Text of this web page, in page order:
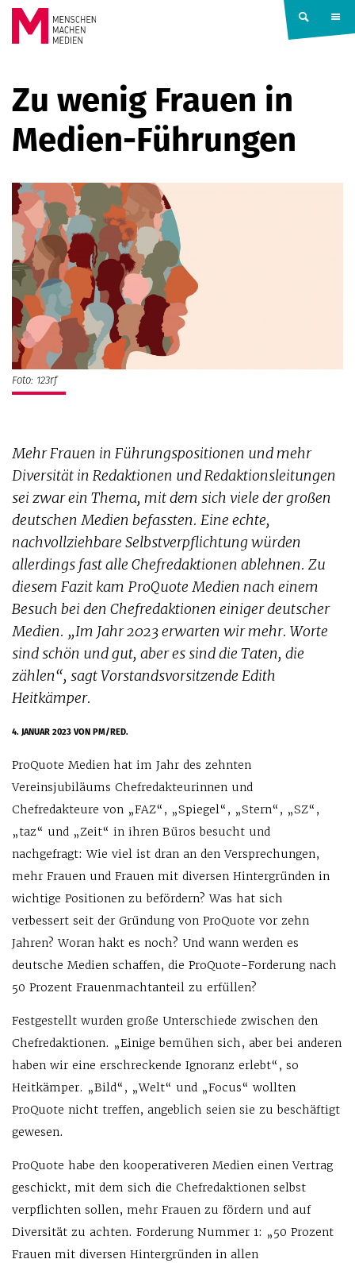
Springe zum Inhalt
MACHEN
MEDIEN
Zu wenig Frauen in
Medien-Führungen
Foto: 123rf
Mehr Frauen in Führungspositionen und mehr
Diversität in Redaktionen und Redaktionsleitungen
sei zwar ein Thema, mit dem sich viele der großen
deutschen Medien befassten. Eine echte,
nachvollziehbare Selbstverpflichtung würden
allerdings fast alle Chefredaktionen ablehnen. Zu
diesem Fazit kam ProQuote Medien nach einem
Besuch bei den Chefredaktionen einiger deutscher
Medien. „Im Jahr 2023 erwarten wir mehr. Worte
sind schön und gut, aber es sind die Taten, die
zählen“, sagt Vorstandsvorsitzende Edith
Heitkämper.
4. JANUAR 2023VON PM/RED.
ProQuote Medien hat im Jahr des zehnten
Vereinsjubiläums Chefredakteurinnen und
Chefredakteure von „FAZ“, „Spiegel“, „Stern“, „SZ“,
„taz“ und „Zeit“ in ihren Büros besucht und
nachgefragt: Wie viel ist dran an den Versprechungen,
mehr Frauen und Frauen mit diversen Hintergründen in
wichtige Positionen zu befördern? Was hat sich
verbessert seit der Gründung von ProQuote vor zehn
Jahren? Woran hakt es noch? Und wann werden es
deutsche Medien schaffen, die ProQuote-Forderung nach
50 Prozent Frauenmachtanteil zu erfüllen?
Festgestellt wurden große Unterschiede zwischen den
Chefredaktionen. „Einige bemühen sich, aber bei anderen
haben wir eine erschreckende Ignoranz erlebt“, so
Heitkämper. „Bild“, „Welt“ und „Focus“ wollten
ProQuote nicht treffen, angeblich seien sie zu beschäftigt
gewesen.
ProQuote habe den kooperativeren Medien einen Vertrag
geschickt, mit dem sich die Chefredaktionen selbst
verpflichten sollen, mehr Frauen zu fördern und auf
Diversität zu achten. Forderung Nummer 1: „50 Prozent
Frauen mit diversen Hintergründen in allen